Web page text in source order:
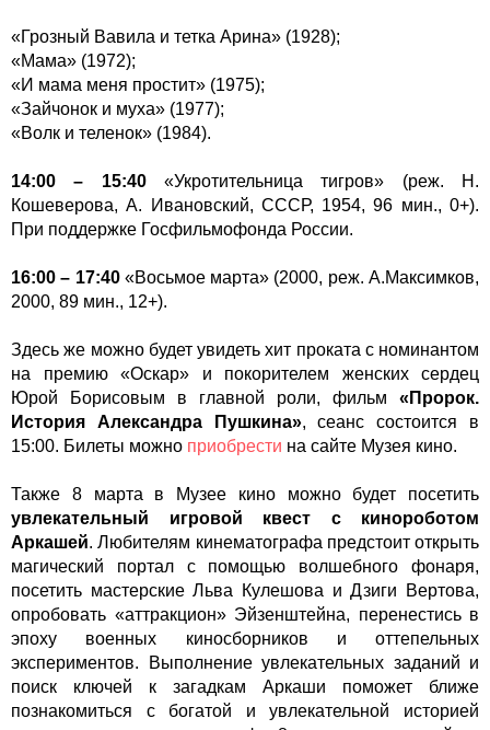
«Грозный Вавила и тетка Арина» (1928);
«Мама» (1972);
«И мама меня простит» (1975);
«Зайчонок и муха» (1977);
«Волк и теленок» (1984).
14:00 – 15:40«Укротительница тигров» (реж. Н.
Кошеверова, А. Ивановский, СССР, 1954, 96 мин., 0+).
При поддержке Госфильмофонда России.
16:00 – 17:40«Восьмое марта» (2000, реж. А.Максимков,
2000, 89 мин., 12+).
Здесь же можно будет увидеть хит проката с номинантом
на премию «Оскар» и покорителем женских сердец
Юрой Борисовым в главной роли, фильм «Пророк.
История Александра Пушкина», сеанс состоится в
15:00. Билеты можно приобрести на сайте Музея кино.
Также 8 марта в Музее кино можно будет посетить
увлекательный игровой квест с кинороботом
Аркашей. Любителям кинематографа предстоит открыть
магический портал с помощью волшебного фонаря,
посетить мастерские Льва Кулешова и Дзиги Вертова,
опробовать «аттракцион» Эйзенштейна, перенестись в
эпоху военных киносборников и оттепельных
экспериментов. Выполнение увлекательных заданий и
поиск ключей к загадкам Аркаши поможет ближе
познакомиться с богатой и увлекательной историей